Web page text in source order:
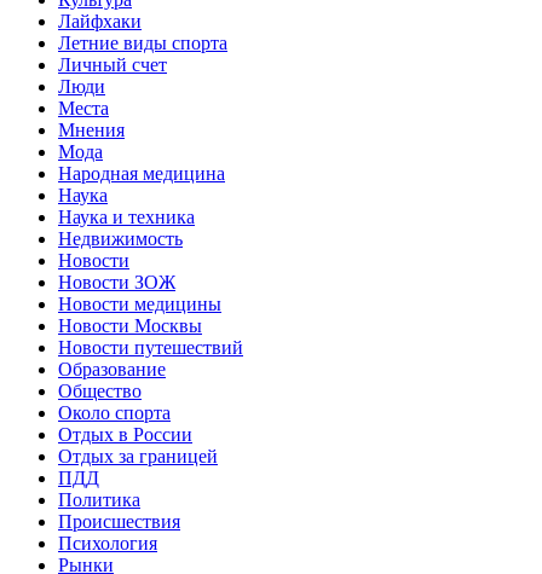
Лайфхаки
Летние виды спорта
Личный счет
Люди
Места
Мнения
Мода
Народная медицина
Наука
Наука и техника
Недвижимость
Новости
Новости ЗОЖ
Новости медицины
Новости Москвы
Новости путешествий
Образование
Общество
Около спорта
Отдых в России
Отдых за границей
ПДД
Политика
Происшествия
Психология
Рынки